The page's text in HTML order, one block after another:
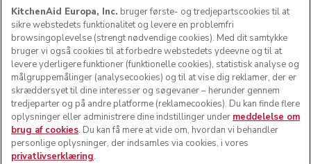
KitchenAid Europa, Inc. bruger første- og tredjepartscookies til at
sikre webstedets funktionalitet og levere en problemfri
browsingoplevelse (strengt nødvendige cookies). Med dit samtykke
bruger vi også cookies til at forbedre webstedets ydeevne og til at
levere yderligere funktioner (funktionelle cookies), statistisk analyse og
målgruppemålinger (analysecookies) og til at vise dig reklamer, der er
skræddersyet til dine interesser og søgevaner – herunder gennem
tredjeparter og på andre platforme (reklamecookies). Du kan finde flere
oplysninger eller administrere dine indstillinger under meddelelse om
brug af cookies. Du kan få mere at vide om, hvordan vi behandler
personlige oplysninger, der indsamles via cookies, i vores
privatlivserklæring.